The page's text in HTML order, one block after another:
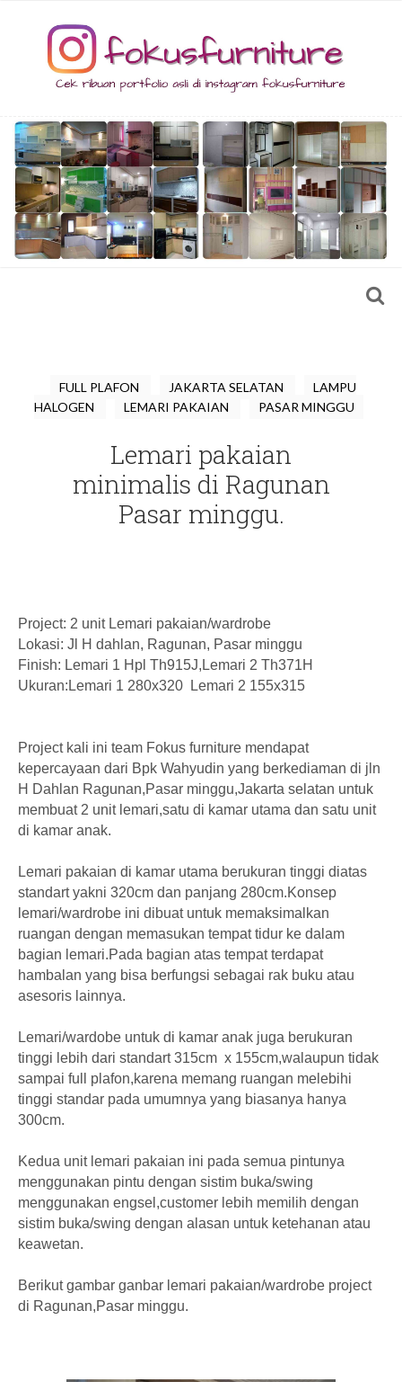
FULL PLAFON JAKARTA SELATAN
LAMPU
HALOGEN
LEMARI PAKAIAN PASAR MINGGU
Lemari pakaian
minimalis di Ragunan
Pasar minggu.
Project: 2 unit Lemari pakaian/wardrobe
Lokasi: Jl H dahlan, Ragunan, Pasar minggu
Finish: Lemari 1 Hpl Th915J,Lemari 2 Th371H
Ukuran:Lemari 1 280x320 Lemari 2 155x315
Project kali ini team Fokus furniture mendapat
kepercayaan dari Bpk Wahyudin yang berkediaman di jln
H Dahlan Ragunan,Pasar minggu,Jakarta selatan untuk
membuat 2 unit lemari,satu di kamar utama dan satu unit
di kamar anak.
Lemari pakaian di kamar utama berukuran tinggi diatas
standart yakni 320cm dan panjang 280cm.Konsep
lemari/wardrobe ini dibuat untuk memaksimalkan
ruangan dengan memasukan tempat tidur ke dalam
bagian lemari.Pada bagian atas tempat terdapat
hambalan yang bisa berfungsi sebagai rak buku atau
asesoris lainnya.
Lemari/wardobe untuk di kamar anak juga berukuran
tinggi lebih dari standart 315cm x 155cm,walaupun tidak
sampai full plafon,karena memang ruangan melebihi
tinggi standar pada umumnya yang biasanya hanya
300cm.
Kedua unit lemari pakaian ini pada semua pintunya
menggunakan pintu dengan sistim buka/swing
menggunakan engsel,customer lebih memilih dengan
sistim buka/swing dengan alasan untuk ketehanan atau
keawetan.
Berikut gambar ganbar lemari pakaian/wardrobe project
di Ragunan,Pasar minggu.